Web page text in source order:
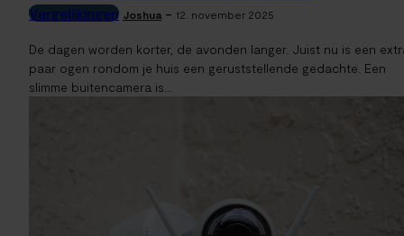
Vergelijkingen Joshua - 12. november 2025
De dagen worden korter, de avonden langer. Juist nu is een
paar ogen rondom je huis een geruststellende gedachte. Een
slimme buitencamera is...